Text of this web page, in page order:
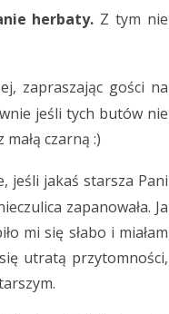
herbaty. Z tym nie
zapraszając gości na
jeśli tych butów nie
czarną :)
jeśli jakaś starsza Pani
zapanowała. Ja
mi się słabo i miałam
utratą przytomności,